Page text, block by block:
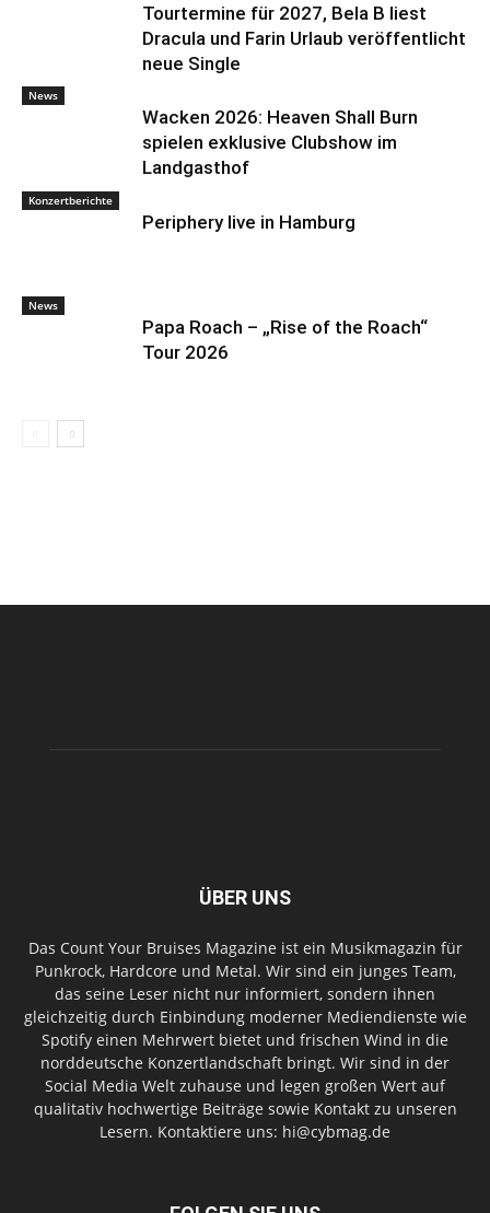
Tourtermine für 2027, Bela B liest
Dracula und Farin Urlaub veröffentlicht
neue Single
News
Wacken 2026: Heaven Shall Burn
spielen exklusive Clubshow im
Landgasthof
Konzertberichte
Periphery live in Hamburg
News
Papa Roach – „Rise of the Roach“
Tour 2026
ÜBER UNS
Das Count Your Bruises Magazine ist ein Musikmagazin für
Punkrock, Hardcore und Metal. Wir sind ein junges Team,
das seine Leser nicht nur informiert, sondern ihnen
gleichzeitig durch Einbindung moderner Mediendienste wie
Spotify einen Mehrwert bietet und frischen Wind in die
norddeutsche Konzertlandschaft bringt. Wir sind in der
Social Media Welt zuhause und legen großen Wert auf
qualitativ hochwertige Beiträge sowie Kontakt zu unseren
Lesern. Kontaktiere uns: hi@cybmag.de